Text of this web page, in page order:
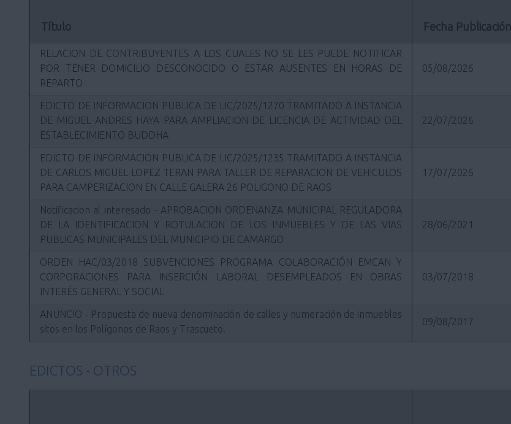
Título Fecha Publicación
RELACION DE CONTRIBUYENTES A LOS CUALES NO SE LES PUEDE NOTIFICAR
POR TENER DOMICILIO DESCONOCIDO O ESTAR AUSENTES EN HORAS DE
REPARTO
05/08/2026
EDICTO DE INFORMACION PUBLICA DE LIC/2025/1270 TRAMITADO A INSTANCIA
DE MIGUEL ANDRES HAYA PARA AMPLIACION DE LICENCIA DE ACTIVIDAD DEL
ESTABLECIMIENTO BUDDHA
22/07/2026
EDICTO DE INFORMACION PUBLICA DE LIC/2025/1235 TRAMITADO A INSTANCIA
DE CARLOS MIGUEL LOPEZ TERAN PARA TALLER DE REPARACION DE VEHICULOS
PARA CAMPERIZACION EN CALLE GALERA 26 POLIGONO DE RAOS
17/07/2026
Notificacion al interesado - APROBACION ORDENANZA MUNICIPAL REGULADORA
DE LA IDENTIFICACION Y ROTULACION DE LOS INMUEBLES Y DE LAS VIAS
PUBLICAS MUNICIPALES DEL MUNICIPIO DE CAMARGO
28/06/2021
ORDEN HAC/03/2018 SUBVENCIONES PROGRAMA COLABORACIÓN EMCAN Y
CORPORACIONES PARA INSERCIÓN LABORAL DESEMPLEADOS EN OBRAS
INTERÉS GENERAL Y SOCIAL
03/07/2018
ANUNCIO - Propuesta de nueva denominación de calles y numeración de inmuebles
sitos en los Polígonos de Raos y Trascueto.
09/08/2017
EDICTOS - OTROS